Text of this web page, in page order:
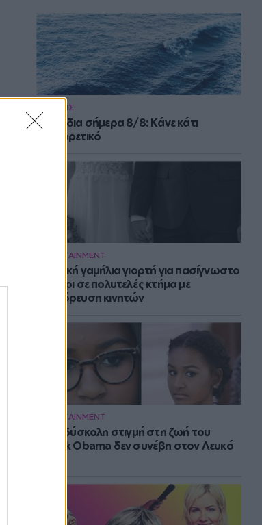
ΕΙΔΗΣΕΙΣ
Τα ζώδια σήμερα 8/8: Κάνε κάτι
διαφορετικό
ENTERTAINMENT
Μυστική γαμήλια γιορτή για πασίγνωστο
ζευγάρι σε πολυτελές κτήμα με
απαγόρευση κινητών
ENTERTAINMENT
Η πιο δύσκολη στιγμή στη ζωή του
Barack Obama δεν συνέβη στον Λευκό